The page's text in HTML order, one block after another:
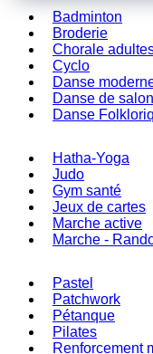
Badminton
Broderie
Chorale
Cyclo
Danse
Danse de salon
Danse
Hatha-Yoga
Judo
Gym santé
Jeux de cartes
Marche active
Marche -
Pastel
Patchwork
Pétanque
Pilates
Renforcement